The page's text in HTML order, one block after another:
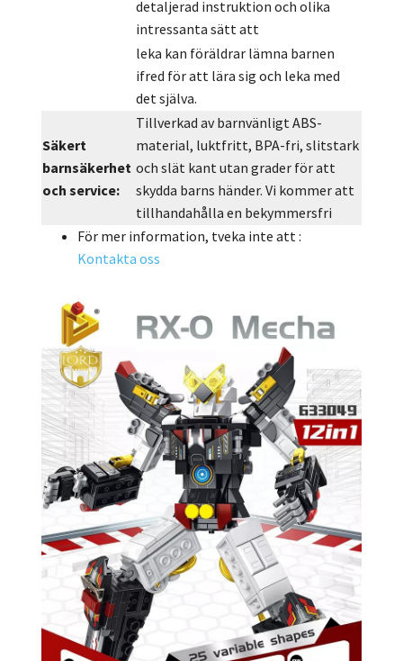
detaljerad instruktion och olika
intressanta sätt att
leka kan föräldrar lämna barnen
ifred för att lära sig och leka med
det själva.
Säkert
barnsäkerhet
och service:
Tillverkad av barnvänligt ABS-
material, luktfritt, BPA-fri, slitstark
och slät kant utan grader för att
skydda barns händer. Vi kommer att
tillhandahålla en bekymmersfri
För mer information, tveka inte att :
Kontakta oss